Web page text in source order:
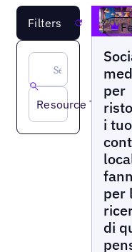
Filters Reset
Resource Type
per
i
per
di